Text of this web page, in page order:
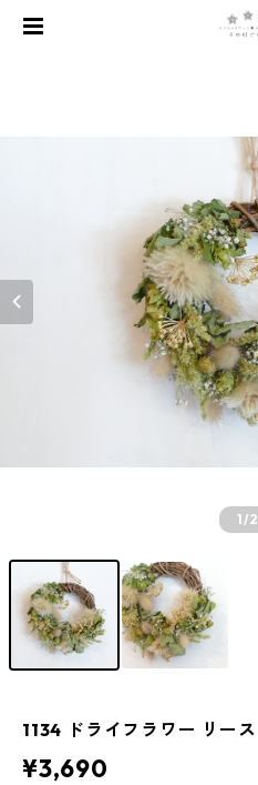
1/2
1134 ドライフラワー リース
¥3,690